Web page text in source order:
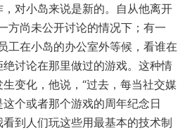
对小岛来说是新的。自从他离开
方尚未公开讨论的情况下；有一
工在小岛的办公室外等候，看谁在
讨论在那里做过的游戏。这种情
变化，他说，“过去，每当社交媒
个或者那个游戏的周年纪念日
到人们玩这些用最基本的技术制